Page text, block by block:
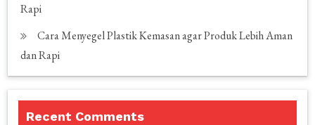
Rapi
Cara Menyegel Plastik Kemasan agar Produk Lebih Aman
dan Rapi
Recent Comments